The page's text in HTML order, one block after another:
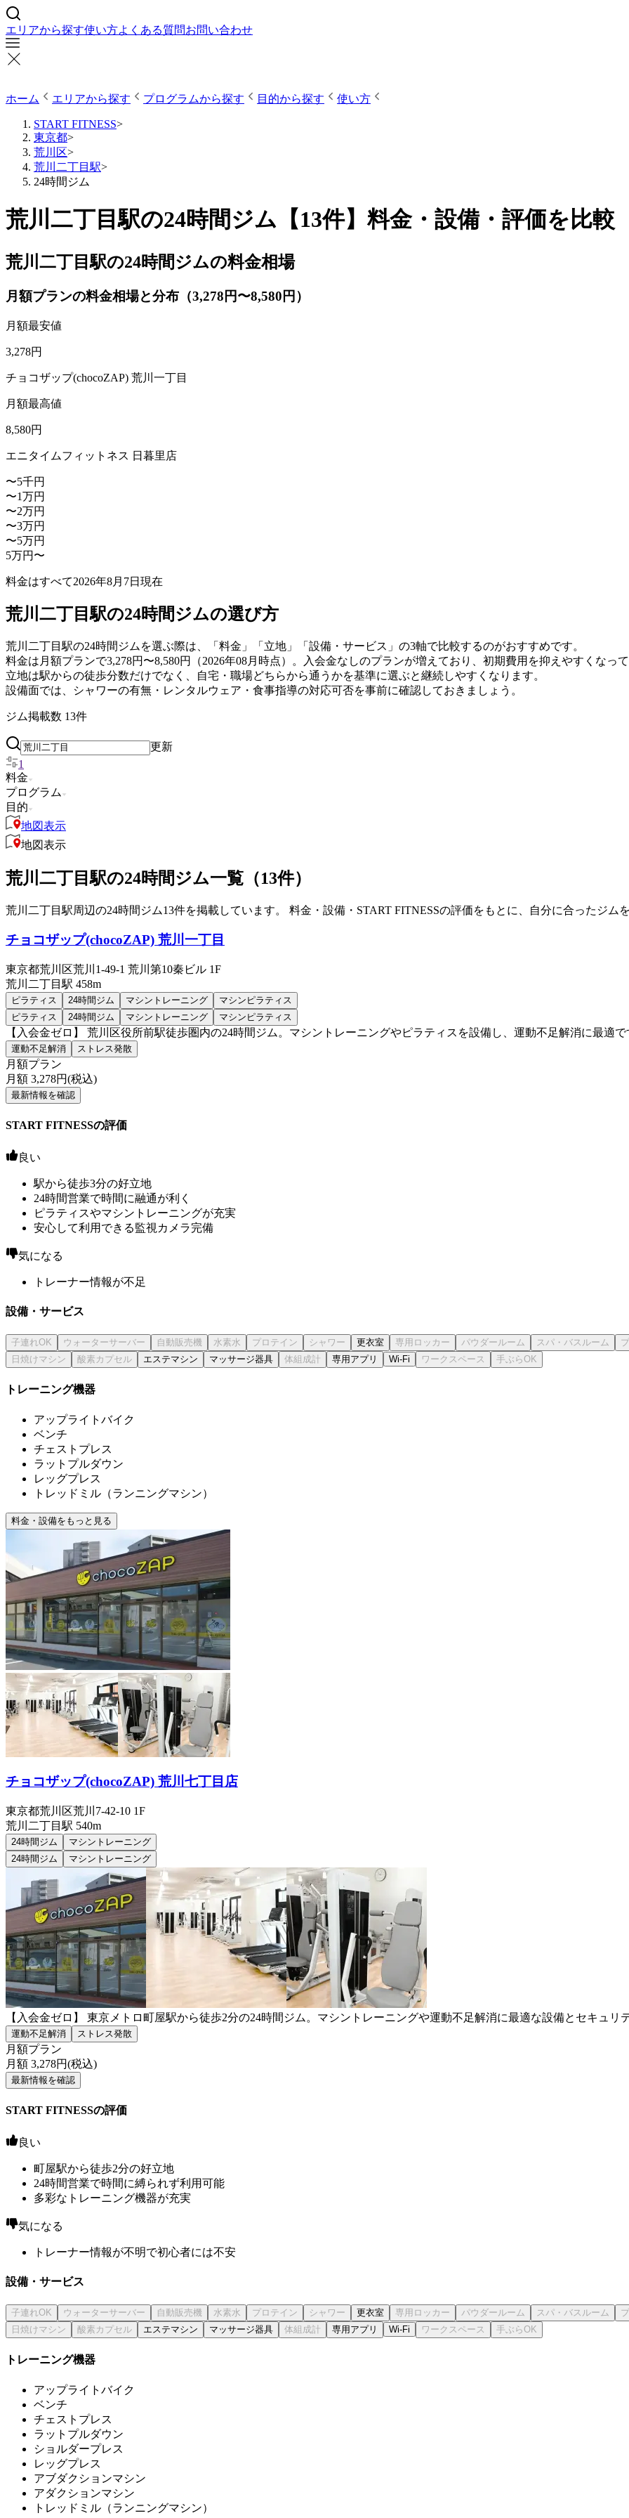
エリアから探す使い方よくある質問お問い合わせ
ホーム エリアから探す プログラムから探す 目的から探す 使い方
START FITNESS>
東京都>
荒川区>
荒川二丁目駅>
24時間ジム
荒川二丁目駅の24時間ジム【13件】料金・設備・評価を比較
荒川二丁目駅の24時間ジムの料金相場
月額プランの料金相場と分布（3,278円〜8,580円）
月額最安値
3,278円
チョコザップ(chocoZAP) 荒川一丁目
月額最高値
8,580円
エニタイムフィットネス 日暮里店
〜5千円
〜1万円
〜2万円
〜3万円
〜5万円
5万円〜
料金はすべて2026年8月7日 現在
荒川二丁目駅の24時間ジムの選び方
荒川二丁目駅の24時間ジムを選ぶ際は、「料金」「立地」「設備・サービス」の3軸で比較するのがおすすめです。
料金は月額プランで3,278円〜8,580円（2026年08月時点）。入会金なしのプランが増えており、初期費用を抑えやすくなっ
立地は駅からの徒歩分数だけでなく、自宅・職場どちらから通うかを基準に選ぶと継続しやすくなります。
設備面では、シャワーの有無・レンタルウェア・食事指導の対応可否を事前に確認しておきましょう。
ジム掲載数 13件
更新
1
料金
プログラム
目的
地図表示
地図表示
荒川二丁目駅の24時間ジム一覧（13件）
荒川二丁目駅周辺の24時間ジム13件を掲載しています。 料金・設備・START FITNESSの評価をもとに、自分に合ったジム
チョコザップ(chocoZAP) 荒川一丁目
東京都荒川区荒川1-49-1 荒川第10秦ビル 1F
荒川二丁目 駅 458m
ピラティス 24時間ジム マシントレーニング
マシンピラティス
ピラティス
24時間ジム マシントレーニング マシンピラティス
【入会金ゼロ】 荒川区役所前駅徒歩圏内の24時間ジム。マシントレーニングやピラティスを設備し、運動不足解消に最適で
運動不足解消 ストレス発散
月額プラン
月額 3,278円(税込)
最新情報を確認
START FITNESSの評価
良い
駅から徒歩3分の好立地
24時間営業で時間に融通が利く
ピラティスやマシントレーニングが充実
安心して利用できる監視カメラ完備
気になる
トレーナー情報が不足
設備・サービス
更衣室
エステマシン
マッサージ器具 専用アプリ Wi-Fi
トレーニング機器
アップライトバイク
ベンチ
チェストプレス
ラットプルダウン
レッグプレス
トレッドミル（ランニングマシン）
料金・設備をもっと見る
チョコザップ(chocoZAP) 荒川七丁目店
東京都荒川区荒川7-42-10 1F
荒川二丁目 駅 540m
24時間ジム
マシントレーニング
24時間ジム
マシントレーニング
【入会金ゼロ】 東京メトロ町屋駅から徒歩2分の24時間ジム。マシントレーニングや運動不足解消に最適な設備とセキュリ
運動不足解消 ストレス発散
月額プラン
月額 3,278円(税込)
最新情報を確認
START FITNESSの評価
良い
町屋駅から徒歩2分の好立地
24時間営業で時間に縛られず利用可能
多彩なトレーニング機器が充実
気になる
トレーナー情報が不明で初心者には不安
設備・サービス
更衣室
エステマシン
マッサージ器具 専用アプリ Wi-Fi
トレーニング機器
アップライトバイク
ベンチ
チェストプレス
ラットプルダウン
ショルダープレス
レッグプレス
アブダクションマシン
アダクションマシン
トレッドミル（ランニングマシン）